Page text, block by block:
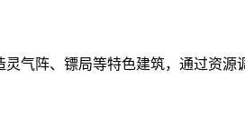
气阵、镖局等特色建筑，通过资